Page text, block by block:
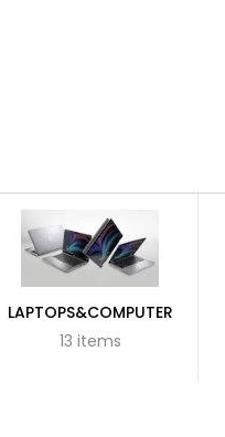
LAPTOPS&COMPUTER
13 items